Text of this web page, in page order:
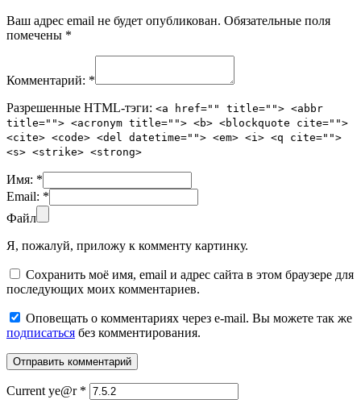
Ваш адрес email не будет опубликован. Обязательные поля
помечены *
Комментарий: *
Разрешенные HTML-тэги: <a href="" title=""> <abbr
title=""> <acronym title=""> <b> <blockquote cite="">
<cite> <code> <del datetime=""> <em> <i> <q cite="">
<s> <strike> <strong>
Имя: *
Email: *
Файл
Я, пожалуй, приложу к комменту картинку.
Сохранить моё имя, email и адрес сайта в этом браузере для
последующих моих комментариев.
Оповещать о комментариях через e-mail. Вы можете так же
подписаться без комментирования.
Current ye@r *